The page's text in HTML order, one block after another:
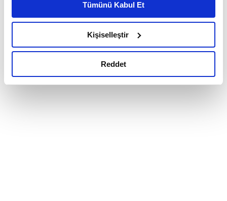
Çerezlere ilişkin tercihlerinizi çerez paneli vasıtasıyla
belirleyebilirsiniz. Çerezlere ilişkin detaylı bilgi için
Ayarlar butonuna tıklayabilir,Çerez Bilgilendirme
Metnimizi ziyaret edebilirsiniz.
okumak ve sitemizi ziyaretiniz kapsamında
Tümünü Kabul Et
Kişiselleştir
Reddet